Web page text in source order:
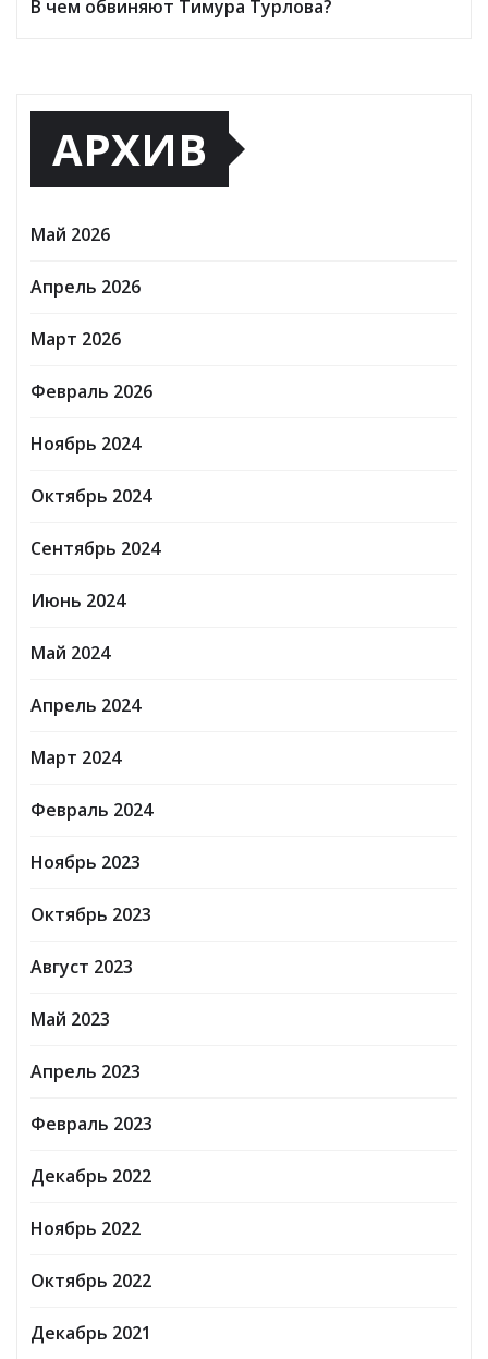
В чем обвиняют Тимура Турлова?
АРХИВ
Май 2026
Апрель 2026
Март 2026
Февраль 2026
Ноябрь 2024
Октябрь 2024
Сентябрь 2024
Июнь 2024
Май 2024
Апрель 2024
Март 2024
Февраль 2024
Ноябрь 2023
Октябрь 2023
Август 2023
Май 2023
Апрель 2023
Февраль 2023
Декабрь 2022
Ноябрь 2022
Октябрь 2022
Декабрь 2021